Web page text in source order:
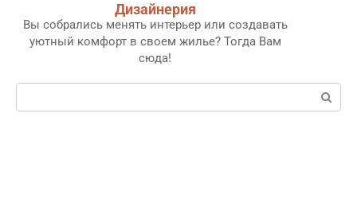
Дизайнерия
Вы собрались менять интерьер или создавать
уютный комфорт в своем жилье? Тогда Вам
сюда!
Поиск: